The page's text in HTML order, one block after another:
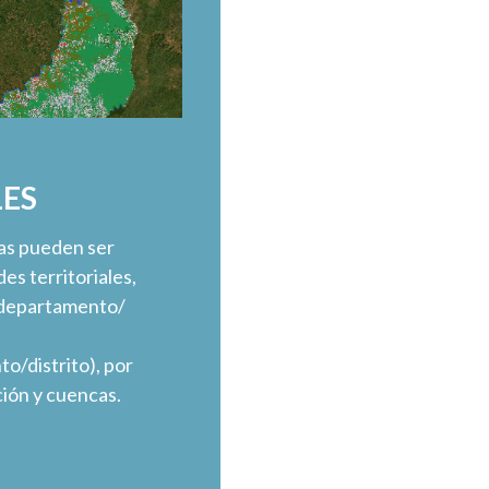
pueden ser
territoriales,
distrito), por
y cuencas.